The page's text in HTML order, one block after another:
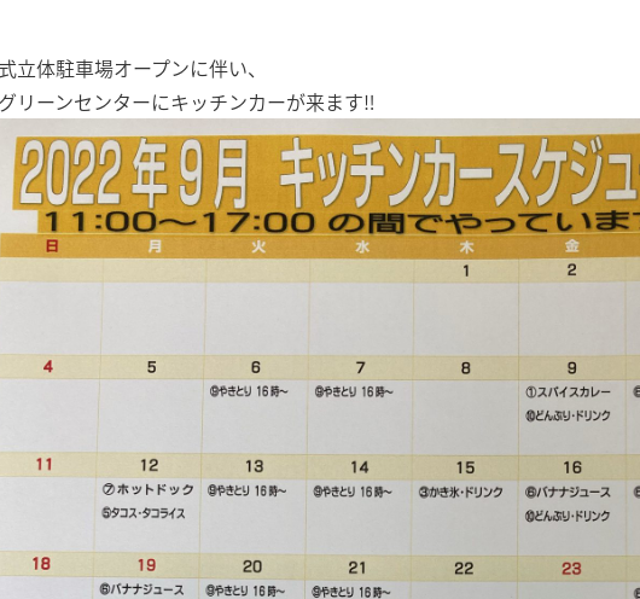
立体駐車場オープンに伴い、
リーンセンターにキッチンカーが来ます‼